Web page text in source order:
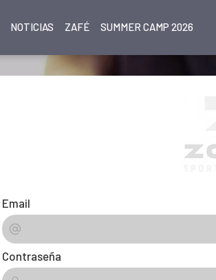
NOTICIAS ZAFÉ SUMMER CAMP 2026
Email
Contraseña